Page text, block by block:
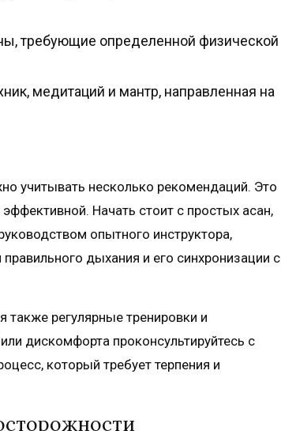
требующие определенной физической
медитаций и мантр, направленная на
учитывать несколько рекомендаций. Это
Начать стоит с простых асан,
опытного инструктора,
дыхания и его синхронизации с
регулярные тренировки и
дискомфорта проконсультируйтесь с
который требует терпения и